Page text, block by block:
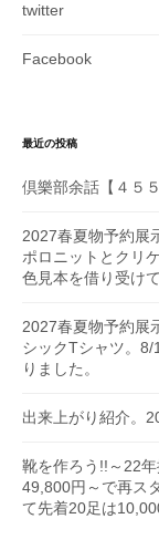
twitter
Facebook
最近の投稿
倶樂部余話【４５
2027春夏物予約展
ポロニットとクリ
色見本を借り受けて
2027春夏物予約展
シックTシャツ。
りました。
出来上がり紹介。
靴を作ろう!!～22
49,800円～で再ス
て先着20足は